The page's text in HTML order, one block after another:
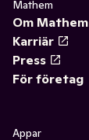
Mathem
Om Mathem
Karriär
Press
För företag
Appar